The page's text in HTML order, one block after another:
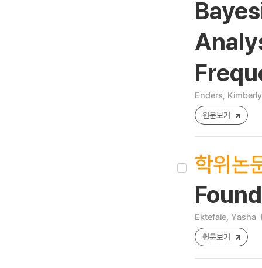
Enders,
원문보기
학위논
Ektefaie, Yasha
원문보기